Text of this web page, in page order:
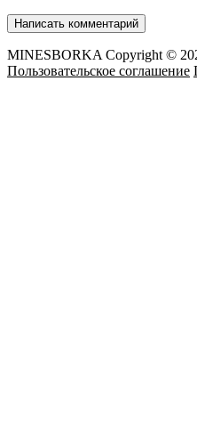
MINESBORKA Copyright ©
Пользовательское соглашение